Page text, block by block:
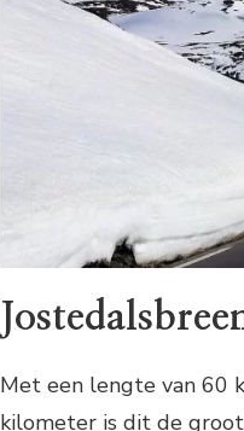
Met een lengte van 60
kilometer is dit de